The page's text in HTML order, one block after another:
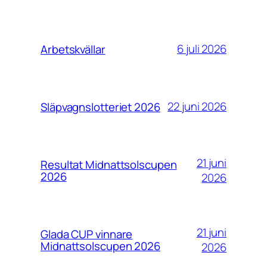
Arbetskvällar 6 juli 2026
Släpvagnslotteriet 2026 22 juni 2026
Resultat Midnattsolscupen
2026
21 juni
2026
Glada CUP vinnare
Midnattsolscupen 2026
21 juni
2026